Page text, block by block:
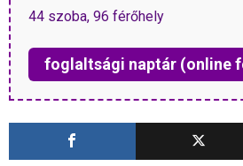
44 szoba, 96 férőhely
foglaltsági naptár (online